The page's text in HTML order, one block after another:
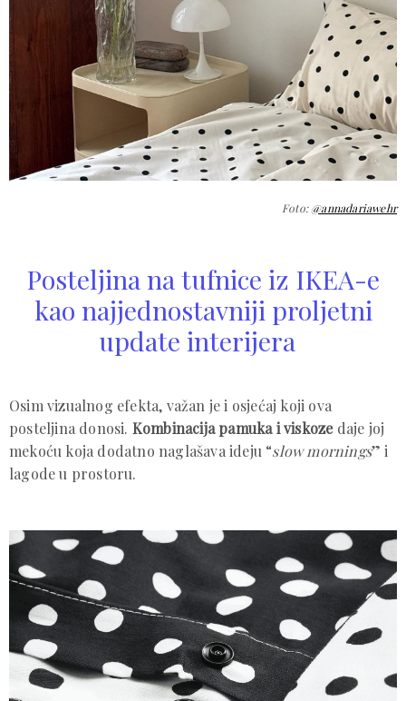
Foto:@annadariawehr
Posteljina na tufnice iz IKEA-e
kao najjednostavniji proljetni
update interijera
Osim vizualnog efekta, važan je i osjećaj koji ova
posteljina donosi. Kombinacija pamuka i viskoze daje joj
mekoću koja dodatno naglašava ideju “slow mornings” i
lagode u prostoru.